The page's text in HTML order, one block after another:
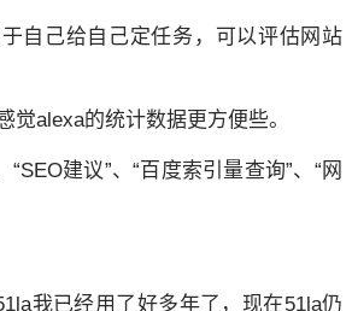
自己给自己定任务，可以评估网站
觉alexa的统计数据更方便些。
“SEO建议”、“百度索引量查询”、“网
我已经用了好多年了，现在51la仍